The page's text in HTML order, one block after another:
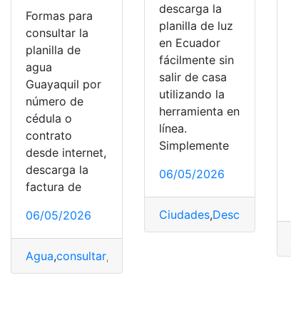
Formas para
consultar la
planilla de
agua
Guayaquil por
número de
cédula o
contrato
desde internet,
descarga la
factura de
06/05/2026
Agua,consultar,
descarga la
planilla de luz
en Ecuador
fácilmente sin
salir de casa
utilizando la
herramienta en
línea.
Simplemente
06/05/2026
Ciudades,Descargar